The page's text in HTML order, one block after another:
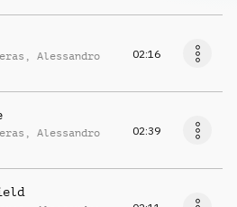
, Alessandro
02:16
, Alessandro
02:39